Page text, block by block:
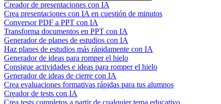
Creador de presentaciones con IA
Crea presentaciones con IA en cuestión de minutos
Conversor PDF a PPT con IA
Transforma documentos en PPT con IA
Generador de planes de estudios con IA
Haz planes de estudios más rápidamente con IA
Generador de ideas para romper el hielo
Consigue actividades e ideas para romper el hielo
Generador de ideas de cierre con IA
Crea evaluaciones formativas rápidas para tus alumnos
Creador de tests con IA
Crea tests completos a partir de cualquier tema educativo